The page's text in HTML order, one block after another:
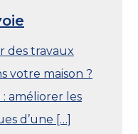
des travaux
votre maison ?
améliorer les
d’une […]